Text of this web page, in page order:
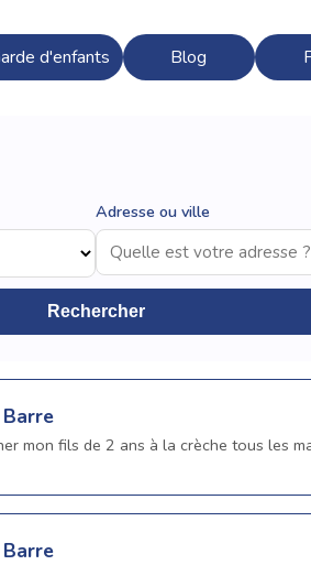
d'enfants Blog
Adresse ou ville
Rechercher
mon fils de 2 ans à la crèche tous les